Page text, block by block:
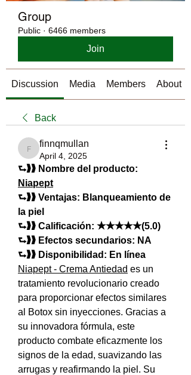
Group
Public · 6466 members
Join
Discussion Media Members About
Back
finnqmullan
finnqmullan
April 4, 2025
Niapept
⮑❱❱ Ventajas: Blanqueamiento de
la piel
⮑❱❱ Calificación: ★★★★★(5.0)
⮑❱❱ Efectos secundarios: NA
⮑❱❱ Disponibilidad: En línea
Niapept - Crema Antiedad es un
tratamiento revolucionario creado
para proporcionar efectos similares
al Botox sin inyecciones. Gracias a
su innovadora fórmula, este
producto combate eficazmente los
signos de la edad, suavizando las
arrugas y reafirmando la piel. Su